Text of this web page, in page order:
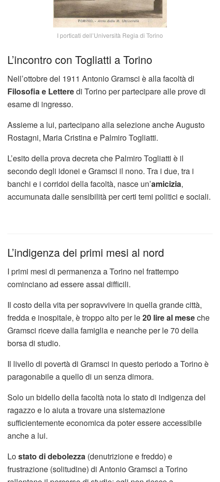
I porticati dell’Università Regia di Torino
L’incontro con Togliatti a Torino
Nell’ottobre del 1911 Antonio Gramsci è alla facoltà di
Filosofia e Letteredi Torino per partecipare alle prove di
esame di ingresso.
Assieme a lui, partecipano alla selezione anche Augusto
Rostagni, Maria Cristina e Palmiro Togliatti.
L’esito della prova decreta che Palmiro Togliatti è il
secondo degli idonei e Gramsci il nono. Tra i due, tra i
banchi e i corridoi della facoltà, nasce un’amicizia,
accumunata dalle sensibilità per certi temi politici e sociali.
L’indigenza dei primi mesi al nord
I primi mesi di permanenza a Torino nel frattempo
cominciano ad essere assai difficili.
Il costo della vita per sopravvivere in quella grande città,
fredda e inospitale, è troppo alto per le20 lire al meseche
Gramsci riceve dalla famiglia e neanche per le 70 della
borsa di studio.
Il livello di povertà di Gramsci in questo periodo a Torino è
paragonabile a quello di un senza dimora.
Solo un bidello della facoltà nota lo stato di indigenza del
ragazzo e lo aiuta a trovare una sistemazione
sufficientemente economica da poter essere accessibile
anche a lui.
Lostato di debolezza (denutrizione e freddo) e
frustrazione (solitudine) di Antonio Gramsci a Torino